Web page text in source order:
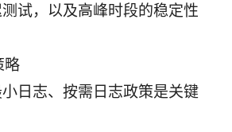
试，以及高峰时段的稳定性
略
日志、按需日志政策是关键